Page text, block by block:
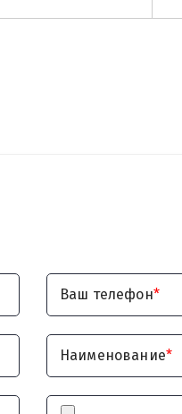
Ваш телефон*
Наименование*